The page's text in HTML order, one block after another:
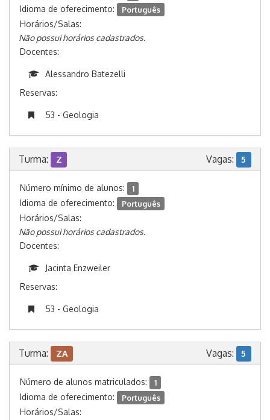
Idioma de oferecimento: Português
Horários/Salas:
Não possui horários cadastrados.
Docentes:
Alessandro Batezelli
Reservas:
53 - Geologia
Turma: Z Vagas: 5
Número mínimo de alunos: 1
Idioma de oferecimento: Português
Horários/Salas:
Não possui horários cadastrados.
Docentes:
Jacinta Enzweiler
Reservas:
53 - Geologia
Turma: ZA Vagas: 5
Número de alunos matriculados: 1
Idioma de oferecimento: Português
Horários/Salas: